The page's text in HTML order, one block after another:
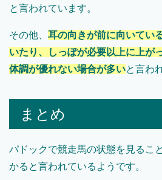
と言われています。
その他、 耳の向きが前に向いてい
いたり、しっぽが必要以上に上が
体調が優れない場合が多いと言わ
まとめ
パドックで競走馬の状態を見るこ
かると言われているようです。